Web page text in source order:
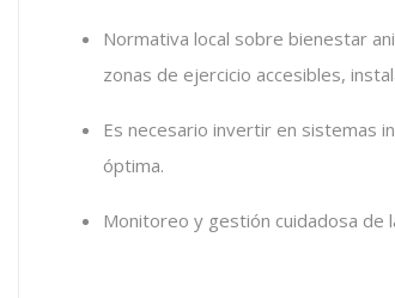
Normativa local sobre bienestar
zonas de ejercicio accesibles,
Es necesario invertir en sistemas
óptima.
Monitoreo y gestión cuidadosa de